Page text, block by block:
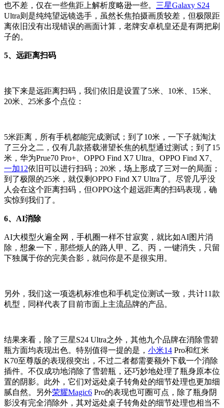
也不差，仅在一些焦距上解析度略逊一些。 三星Galaxy S24
Ultra则是纯纯望远镜选手，虽然长焦拍摄画质较差，但极限距
离依旧没有出现错误的画面计算，老牌安卓机皇还是有两把刷
子的。
5、远距离扫码
接下来是远距离扫码，我们依旧是设置了5米、10米、15米、
20米、25米多个点位：
5米距离，所有手机都能完成测试；到了10米，一下子就淘汰
了三分之二，仅有几款搭载潜望长焦的机型通过测试；到了15
米，华为Prue70 Pro+、OPPO Find X7 Ultra、OPPO Find X7、
一加12依旧可以进行扫码；20米，场上形成了三对一的局面；
到了极限的25米，就仅剩OPPO Find X7 Ultra了。尽管几乎没
人会在这个距离扫码，但OPPO这个超远距离的扫码表现，确
实惊到我们了。
6、AI消除
AI大模型火遍全网，手机圈一样不甘寂寞，就比如AI图片消
除，想象一下，那些烦人的路人甲、乙、丙，一键消失，只留
下独属于你的完美合影，就问你是不是很实用。
另外，我们这一项选机标准也和手机定位测试一致，共计11款
机型，同样代表了目前市面上主流品牌的产品。
结果来看，除了三星S24 Ultra之外，其他九个品牌在消除雪碧
瓶方面均表现出色。特别值得一提的是， 小米14 Pro和红米
K70至尊版的表现很突出，不过二者都需要额外下载一个消除
插件。不仅成功地消除了雪碧瓶，还巧妙地处理了瓶身原本位
置的阴影。此外，它们对远处桌子转角处的细节处理也更加细
腻自然。另外荣耀Magic6 Pro的表现也可圈可点，除了瓶身阴
影没有完全消除外，其对远处桌子转角处的细节处理也相当不